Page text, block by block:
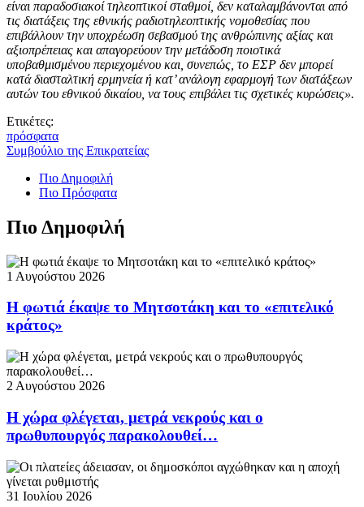
είναι παραδοσιακοί τηλεοπτικοί σταθμοί, δεν καταλαμβάνονται από
τις διατάξεις της εθνικής ραδιοτηλεοπτικής νομοθεσίας που
επιβάλλουν την υποχρέωση σεβασμού της ανθρώπινης αξίας και
αξιοπρέπειας και απαγορεύουν την μετάδοση ποιοτικά
υποβαθμισμένου περιεχομένου και, συνεπώς, το ΕΣΡ δεν μπορεί
κατά διασταλτική ερμηνεία ή κατ’ ανάλογη εφαρμογή των διατάξεων
αυτών του εθνικού δικαίου, να τους επιβάλει τις σχετικές κυρώσεις».
Ετικέτες:
πρόσφατα
Συμβούλιο της Επικρατείας
Πιο Δημοφιλή
Πιο Πρόσφατα
Πιο Δημοφιλή
1 Αυγούστου 2026
Η φωτιά έκαψε το Μητσοτάκη και το «επιτελικό
κράτος»
2 Αυγούστου 2026
Η χώρα φλέγεται, μετρά νεκρούς και ο
πρωθυπουργός παρακολουθεί…
31 Ιουλίου 2026